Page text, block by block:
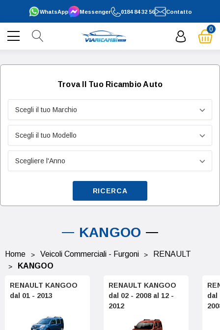
0184 84 32 56
WhatsApp Contatto
Messenger
0
Trova Il Tuo Ricambio Auto
RICERCA
KANGOO
Home Veicoli Commerciali - Furgoni
RENAULT
KANGOO
RENAULT KANGOO
dal 01 - 2013
RENAULT KANGOO
dal 02 - 2008 al 12 -
2012
dal